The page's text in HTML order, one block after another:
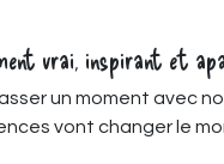
vrai, inspirant et
un moment avec
vont changer le